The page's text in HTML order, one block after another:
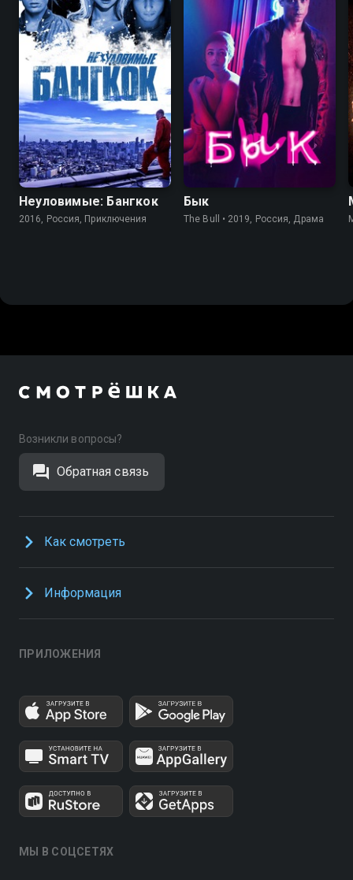
Неуловимые: Бангкок
2016, Россия, Приключения
Бык
The Bull • 2019, Россия, Драма
Возникли вопросы?
Обратная связь
Как смотреть
Информация
ПРИЛОЖЕНИЯ
МЫ В СОЦСЕТЯХ